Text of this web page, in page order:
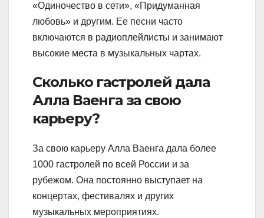
«Одиночество в сети», «Придуманная
любовь» и другим. Ее песни часто
включаются в радиоплейлисты и занимают
высокие места в музыкальных чартах.
Сколько гастролей дала
Алла Ваенга за свою
карьеру?
За свою карьеру Алла Ваенга дала более
1000 гастролей по всей России и за
рубежом. Она постоянно выступает на
концертах, фестивалях и других
музыкальных мероприятиях.